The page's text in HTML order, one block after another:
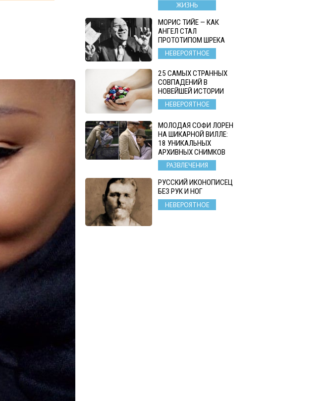
ЖИЗНЬ
МОРИС ТИЙЕ — КАК
АНГЕЛ СТАЛ
ПРОТОТИПОМ ШРЕКА
НЕВЕРОЯТНОЕ
25 САМЫХ СТРАННЫХ
СОВПАДЕНИЙ В
НОВЕЙШЕЙ ИСТОРИИ
НЕВЕРОЯТНОЕ
МОЛОДАЯ СОФИ ЛОРЕН
НА ШИКАРНОЙ ВИЛЛЕ:
18 УНИКАЛЬНЫХ
АРХИВНЫХ СНИМКОВ
РАЗВЛЕЧЕНИЯ
РУССКИЙ ИКОНОПИСЕЦ
БЕЗ РУК И НОГ
НЕВЕРОЯТНОЕ